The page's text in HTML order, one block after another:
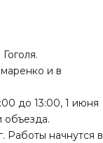
и в
до 13:00, 1 июня
объезда.
Работы начнутся в